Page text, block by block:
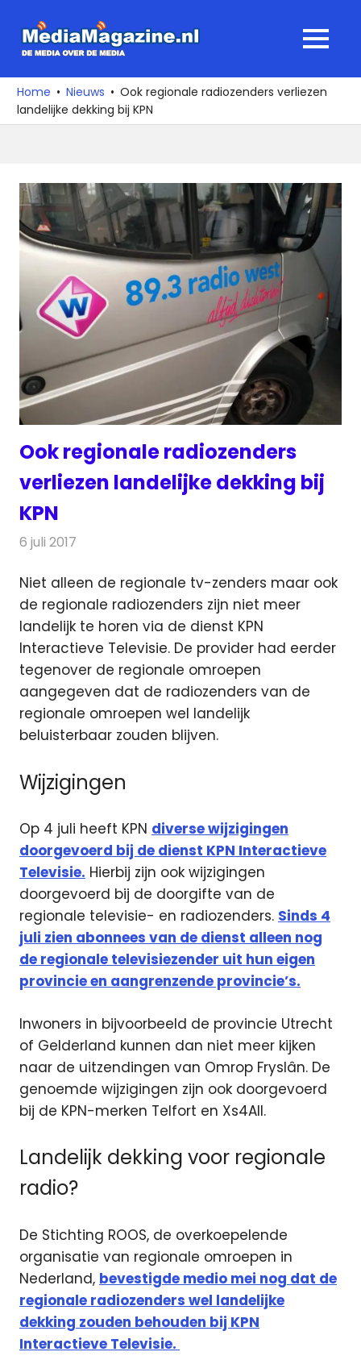
naar
media
over
de
MENU
Home Nieuws
Ook regionale radiozenders verliezen
landelijke dekking bij KPN
Ook regionale radiozenders
verliezen landelijke dekking bij
KPN
6 juli 2017
Niet alleen de regionale tv-zenders maar ook
de regionale radiozenders zijn niet meer
landelijk te horen via de dienst KPN
Interactieve Televisie. De provider had eerder
tegenover de regionale omroepen
aangegeven dat de radiozenders van de
regionale omroepen wel landelijk
beluisterbaar zouden blijven.
Wijzigingen
Op 4 juli heeft KPN diverse wijzigingen
doorgevoerd bij de dienst KPN Interactieve
Televisie. Hierbij zijn ook wijzigingen
doorgevoerd bij de doorgifte van de
regionale televisie- en radiozenders. Sinds 4
juli zien abonnees van de dienst alleen nog
de regionale televisiezender uit hun eigen
provincie en aangrenzende provincie’s.
Inwoners in bijvoorbeeld de provincie Utrecht
of Gelderland kunnen dan niet meer kijken
naar de uitzendingen van Omrop Fryslân. De
genoemde wijzigingen zijn ook doorgevoerd
bij de KPN-merken Telfort en Xs4All.
Landelijk dekking voor regionale
radio?
De Stichting ROOS, de overkoepelende
organisatie van regionale omroepen in
Nederland, bevestigde medio mei nog dat de
regionale radiozenders wel landelijke
dekking zouden behouden bij KPN
Interactieve Televisie.